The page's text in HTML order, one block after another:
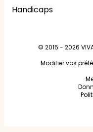
Handicaps
© 2015 - 2026
Modifier vos